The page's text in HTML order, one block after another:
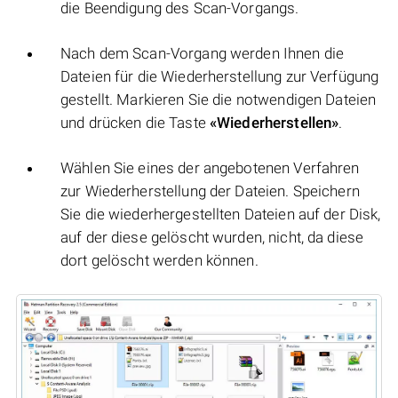
die Beendigung des Scan-Vorgangs.
Nach dem Scan-Vorgang werden Ihnen die
Dateien für die Wiederherstellung zur Verfügung
gestellt. Markieren Sie die notwendigen Dateien
und drücken die Taste «Wiederherstellen».
Wählen Sie eines der angebotenen Verfahren
zur Wiederherstellung der Dateien. Speichern
Sie die wiederhergestellten Dateien auf der Disk,
auf der diese gelöscht wurden, nicht, da diese
dort gelöscht werden können.